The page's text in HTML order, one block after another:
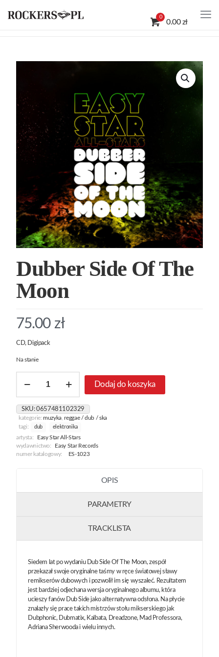
0
0.00 zł
Dubber Side Of The
Moon
75.00 zł
CD, Digipack
Na stanie
Dubber
Of
The
Moon
Dodaj do koszyka
SKU:0657481102329
kategorie:muzyka,reggae / dub / ska
tagi:
dub elektronika
artysta:
Easy Star All-Stars
wydawnictwo:
Easy Star Records
numer katalogowy:
ES-1023
OPIS
PARAMETRY
TRACKLISTA
Siedem lat po wydaniu Dub Side Of The Moon, zespół
przekazał swoje oryginalne taśmy w ręce światowej sławy
remikserów dubowych i pozwolił im się wyszaleć. Rezultatem
jest bardziej odjechana wersja oryginalnego albumu, która
ucieszy fanów Dub Side jako alternatywna odsłona. Na płycie
znalazły się prace takich mistrzów stołu mikserskiego jak
Dubphonic, Dubmatix, Kalbata, Dreadzone, Mad Professora,
Adriana Sherwooda i wielu innych.